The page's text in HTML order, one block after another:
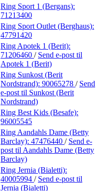
Ring Sport 1 (Bergans):
71213400
Ring Sport Outlet (Berghaus):
47791420
Ring Apotek 1 (Berit):
71206460 / Send e-post til
Apotek 1 (Berit)
Ring Sunkost (Berit
Nordstrand): 90065278 / Send
e-post til Sunkost (Berit
Nordstrand)
Ring Best Kids (Besafe):
96005545
Ring Aandahls Dame (Betty
Barclay): 47476440 / Send e-
post til Aandahls Dame (Betty
Barclay)
Ring Jernia (Bialetti):
40005994 / Send e-post til
Jernia (Bialetti)